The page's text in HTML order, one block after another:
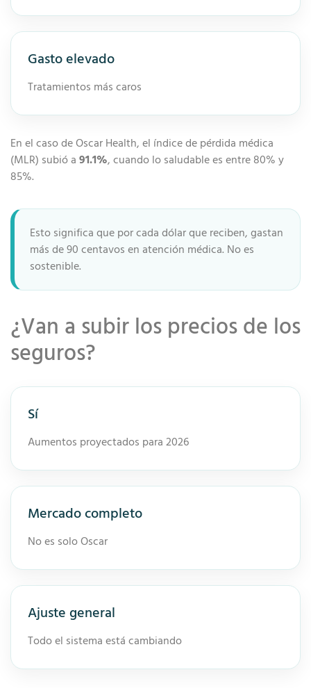
Gasto elevado
Tratamientos más caros
En el caso de Oscar Health, el índice de pérdida médica
(MLR) subió a 91.1%, cuando lo saludable es entre 80% y
85%.
Esto significa que por cada dólar que reciben, gastan
más de 90 centavos en atención médica. No es
sostenible.
¿Van a subir los precios de los
seguros?
Sí
Aumentos proyectados para 2026
Mercado completo
No es solo Oscar
Ajuste general
Todo el sistema está cambiando